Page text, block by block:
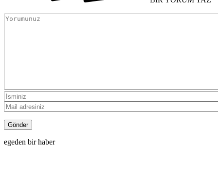
egeden bir haber